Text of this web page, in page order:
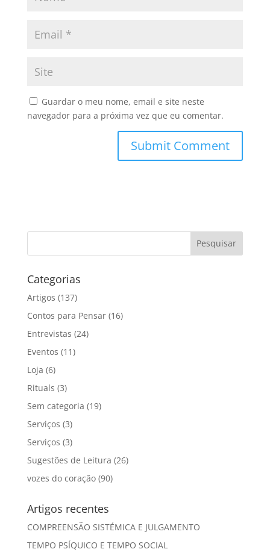
Guardar o meu nome, email e site neste
navegador para a próxima vez que eu comentar.
Categorias
Artigos (137)
Contos para Pensar(16)
Entrevistas (24)
Eventos (11)
Loja (6)
Rituals (3)
Sem categoria (19)
Serviços (3)
Serviços (3)
Sugestões de Leitura (26)
vozes do coração(90)
Artigos recentes
COMPREENSÃO SISTÉMICA E JULGAMENTO
TEMPO PSÍQUICO E TEMPO SOCIAL